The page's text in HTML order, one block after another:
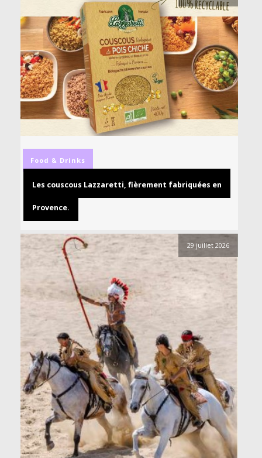
Food & Drinks
Les couscous Lazzaretti, fièrement fabriquées en
Provence.
29 juillet 2026